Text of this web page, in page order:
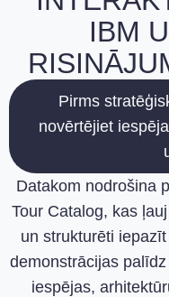
IBM
Pirms
novērtējiet
Datakom nodrošina
Tour Catalog, kas
un strukturēti
demonstrācijas
iespējas,